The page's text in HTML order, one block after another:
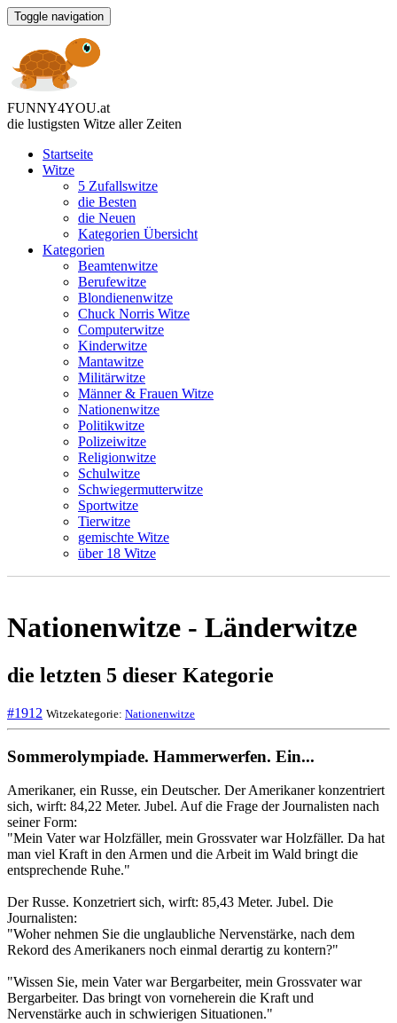
Toggle navigation
FUNNY4YOU.at
die lustigsten Witze aller Zeiten
Startseite
Witze
5 Zufallswitze
die Besten
die Neuen
Kategorien Übersicht
Kategorien
Beamtenwitze
Berufewitze
Blondienenwitze
Chuck Norris Witze
Computerwitze
Kinderwitze
Mantawitze
Militärwitze
Männer & Frauen Witze
Nationenwitze
Politikwitze
Polizeiwitze
Religionwitze
Schulwitze
Schwiegermutterwitze
Sportwitze
Tierwitze
gemischte Witze
über 18 Witze
Nationenwitze - Länderwitze
die letzten 5 dieser Kategorie
#1912 Witzekategorie: Nationenwitze
Sommerolympiade. Hammerwerfen. Ein...
Amerikaner, ein Russe, ein Deutscher. Der Amerikaner konzentriert
sich, wirft: 84,22 Meter. Jubel. Auf die Frage der Journalisten nach
seiner Form:
"Mein Vater war Holzfäller, mein Grossvater war Holzfäller. Da hat
man viel Kraft in den Armen und die Arbeit im Wald bringt die
entsprechende Ruhe."
Der Russe. Konzetriert sich, wirft: 85,43 Meter. Jubel. Die
Journalisten:
"Woher nehmen Sie die unglaubliche Nervenstärke, nach dem
Rekord des Amerikaners noch einmal derartig zu kontern?"
"Wissen Sie, mein Vater war Bergarbeiter, mein Grossvater war
Bergarbeiter. Das bringt von vorneherein die Kraft und
Nervenstärke auch in schwierigen Situationen."